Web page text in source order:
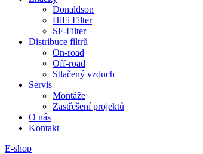
Donaldson
HiFi Filter
SF-Filter
Distribuce filtrů
On-road
Off-road
Stlačený vzduch
Servis
Montáže
Zastřešení projektů
O nás
Kontakt
E-shop